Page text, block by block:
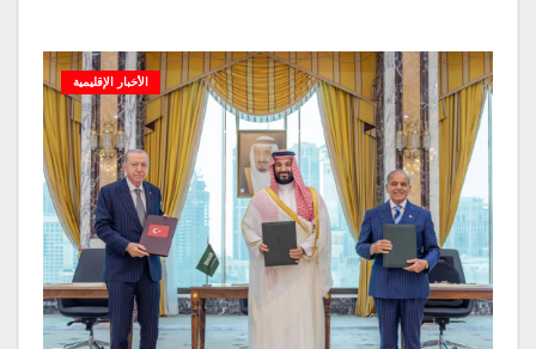
الأخبار الإقليمية